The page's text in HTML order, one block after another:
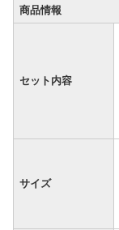
商品情報
セット内容
サイズ